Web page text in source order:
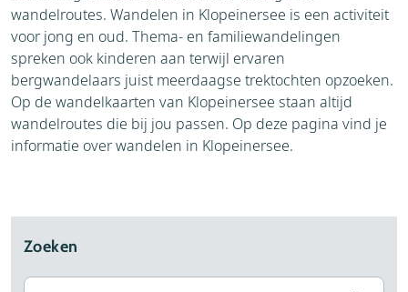
wandelroutes. Wandelen in Klopeinersee is een activiteit
voor jong en oud. Thema- en familiewandelingen
spreken ook kinderen aan terwijl ervaren
bergwandelaars juist meerdaagse trektochten opzoeken.
Op de wandelkaarten van Klopeinersee staan altijd
wandelroutes die bij jou passen. Op deze pagina vind je
informatie over wandelen in Klopeinersee.
Zoeken